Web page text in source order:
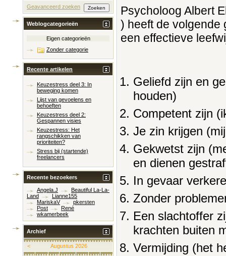
Psycholoog Albert
) heeft de volgende
een effectieve
Geliefd zijn en
houden)
Competent zijn
Je zin krijgen
Gekwetst zijn
en dienen
In gevaar
Zonder
Een slachtoffer
krachten buiten
Vermijding (het
Geavanceerd zoeken
Weblogcategorieën
Eigen categorieën
Zonder categorie
Recente artikelen
Keuzestress deel 3: In
beweging komen
Lijst van gevoelens en
behoeften
Keuzestress deel 2:
Gespannen visies
Keuzestress: Het
rangschikken van
prioriteiten?
Stress bij (startende)
freelancers
Recente bezoekers
Angela.J
Beautiful La-La-
Land
Lianne155
MariskaV
pkersten
Post
René
wkamerbeek
Archief
< Augustus 2026